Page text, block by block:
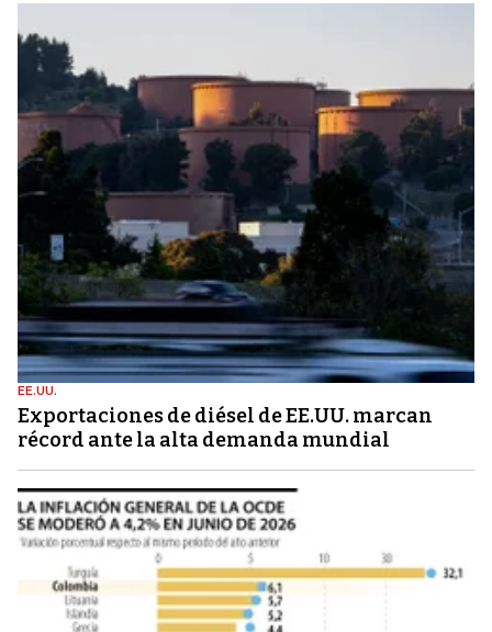
EE.UU.
Exportaciones de diésel de EE.UU. marcan
récord ante la alta demanda mundial